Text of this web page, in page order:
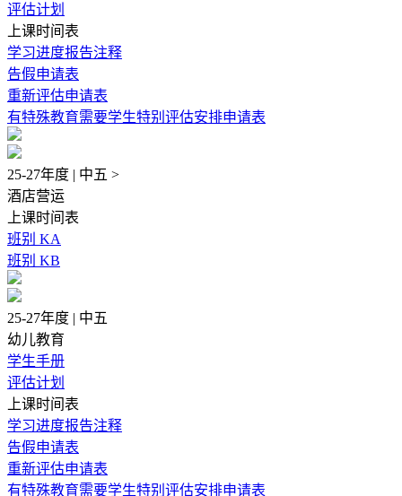
评估计划
上课时间表
学习进度报告注释
告假申请表
重新评估申请表
有特殊教育需要学生特别评估安排申请表
25-27年度 | 中五 >
酒店营运
上课时间表
班别 KA
班别 KB
25-27年度 | 中五
幼儿教育
学生手册
评估计划
上课时间表
学习进度报告注释
告假申请表
重新评估申请表
有特殊教育需要学生特别评估安排申请表